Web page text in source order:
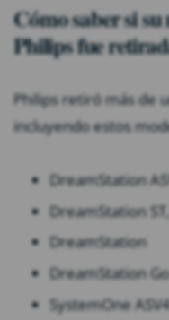
Cómo saber si
Philips fue
Philips retiró más de
incluyendo estos
DreamStation
DreamStation
DreamStation
DreamStation Go
SystemOne